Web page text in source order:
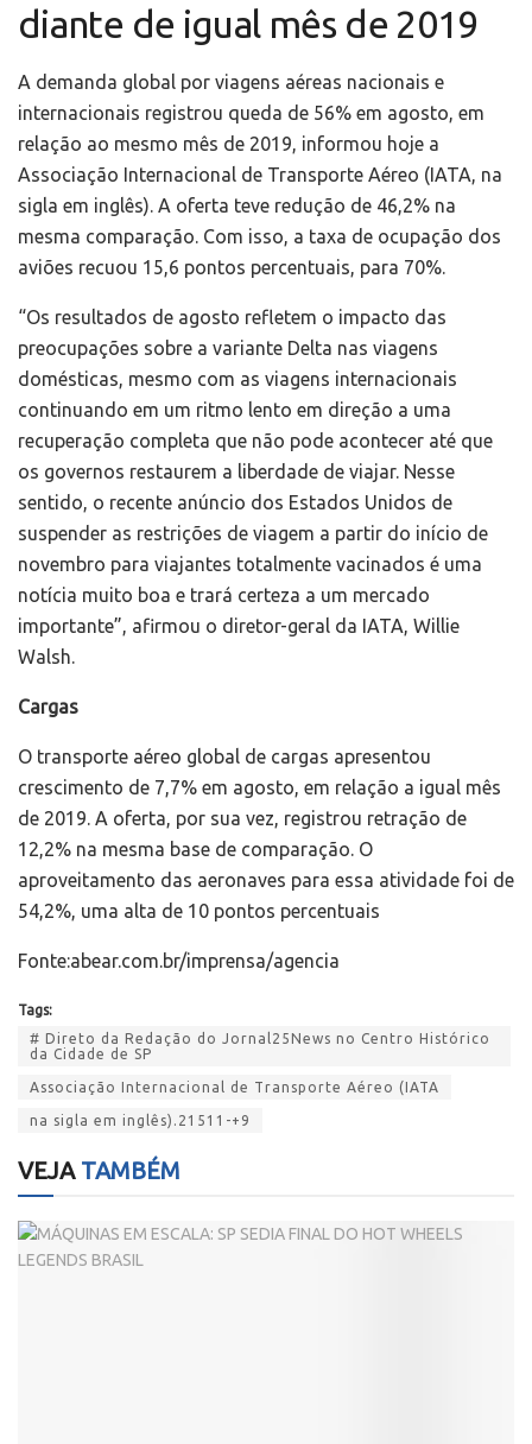
diante de igual mês de 2019
A demanda global por viagens aéreas nacionais e
internacionais registrou queda de 56% em agosto, em
relação ao mesmo mês de 2019, informou hoje a
Associação Internacional de Transporte Aéreo (IATA, na
sigla em inglês). A oferta teve redução de 46,2% na
mesma comparação. Com isso, a taxa de ocupação dos
aviões recuou 15,6 pontos percentuais, para 70%.
“Os resultados de agosto refletem o impacto das
preocupações sobre a variante Delta nas viagens
domésticas, mesmo com as viagens internacionais
continuando em um ritmo lento em direção a uma
recuperação completa que não pode acontecer até que
os governos restaurem a liberdade de viajar. Nesse
sentido, o recente anúncio dos Estados Unidos de
suspender as restrições de viagem a partir do início de
novembro para viajantes totalmente vacinados é uma
notícia muito boa e trará certeza a um mercado
importante”, afirmou o diretor-geral da IATA, Willie
Walsh.
Cargas
O transporte aéreo global de cargas apresentou
crescimento de 7,7% em agosto, em relação a igual mês
de 2019. A oferta, por sua vez, registrou retração de
12,2% na mesma base de comparação. O
aproveitamento das aeronaves para essa atividade foi de
54,2%, uma alta de 10 pontos percentuais
Fonte:abear.com.br/imprensa/agencia
Tags:
# Direto da Redação do Jornal25News no Centro Histórico
da Cidade de SP
Associação Internacional de Transporte Aéreo (IATA
na sigla em inglês).21511-+9
VEJATAMBÉM